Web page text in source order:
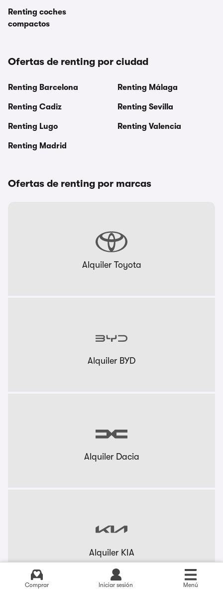
Comprar Iniciar sesión Menú
Renting coches
compactos
Ofertas de renting por ciudad
Renting Barcelona
Renting Cadiz
Renting Lugo
Renting Madrid
Renting Málaga
Renting Sevilla
Renting Valencia
Ofertas de renting por marcas
Alquiler Toyota
Alquiler BYD
Alquiler Dacia
Alquiler KIA